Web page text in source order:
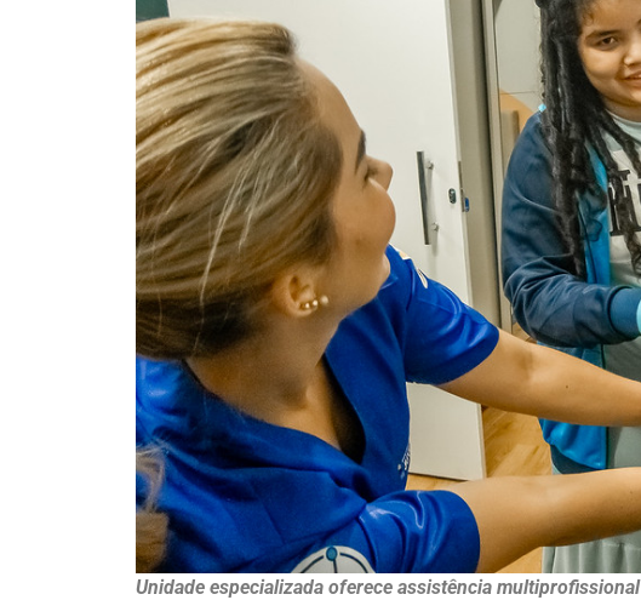
Unidade especializada oferece assistência